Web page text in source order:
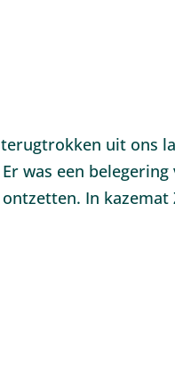
terugtrokken uit ons
was een belegering
In kazemat